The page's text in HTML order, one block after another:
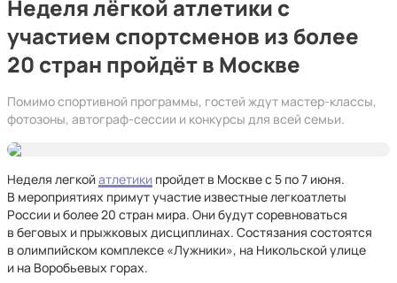
Неделя лёгкой атлетики с
участием спортсменов из более
20 стран пройдёт в Москве
Помимо спортивной программы, гостей ждут мастер‑классы,
фотозоны, автограф‑сессии и конкурсы для всей семьи.
Неделя легкойатлетики пройдет в Москве с 5 по 7 июня.
В мероприятиях примут участие известные легкоатлеты
России и более 20 стран мира. Они будут соревноваться
в беговых и прыжковых дисциплинах. Состязания состоятся
в олимпийском комплексе «Лужники», на Никольской улице
и на Воробьевых горах.